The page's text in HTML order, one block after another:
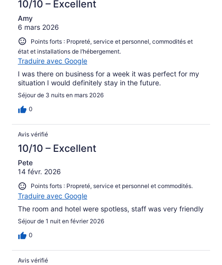
10/10 – Excellent
Amy
6 mars 2026
Points forts : Propreté, service et personnel, commodités et
état et installations de l’hébergement.
Traduire avec Google
I was there on business for a week it was perfect for my
situation I would definitely stay in the future.
Séjour de 3 nuits en mars 2026
0
Avis vérifié
10/10 – Excellent
Pete
14 févr. 2026
Points forts : Propreté, service et personnel et commodités.
Traduire avec Google
The room and hotel were spotless, staff was very friendly
Séjour de 1 nuit en février 2026
0
Avis vérifié